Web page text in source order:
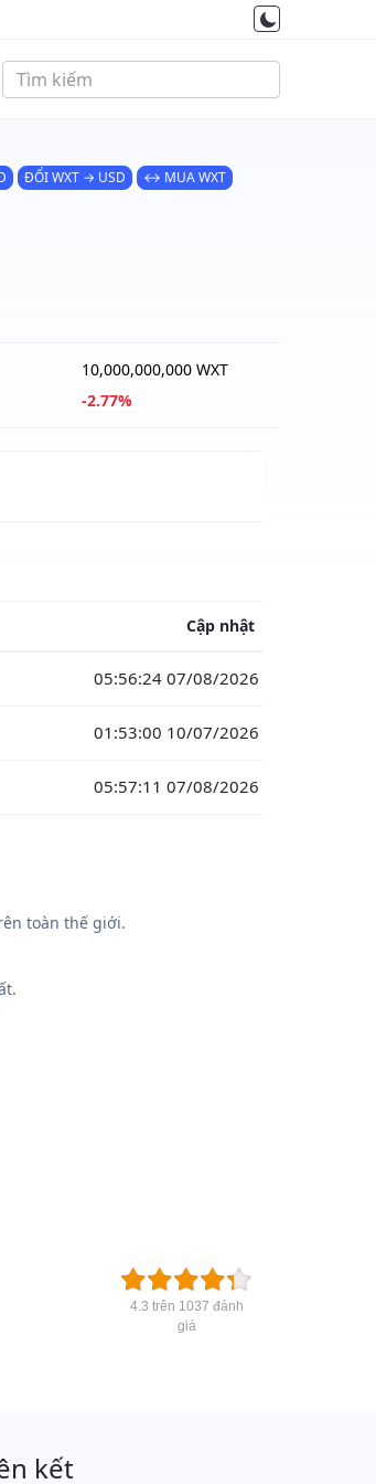
ĐỔI WXT → USD ↔ MUA WXT
10,000,000,000 WXT
-2.77%
Cập nhật
05:56:24 07/08/2026
01:53:00 10/07/2026
05:57:11 07/08/2026
toàn thế giới.
4.3 trên 1037 đánh
giá
kết